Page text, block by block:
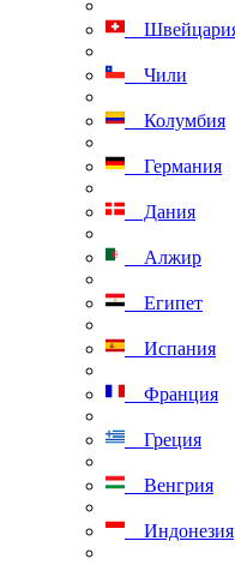
Чили
Колумбия
Германия
Дания
Алжир
Египет
Испания
Франция
Греция
Венгрия
Индонезия